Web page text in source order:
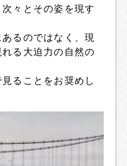
々とその姿を現す
るのではなく、現
る大迫力の自然の
ることをお奨めし